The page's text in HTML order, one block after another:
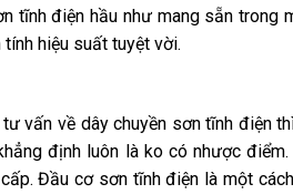
tĩnh điện hầu như mang sẵn trong
hiệu suất tuyệt vời.
vấn về dây chuyền sơn tĩnh điện
định luôn là ko có nhược
Đầu cơ sơn tĩnh điện là một